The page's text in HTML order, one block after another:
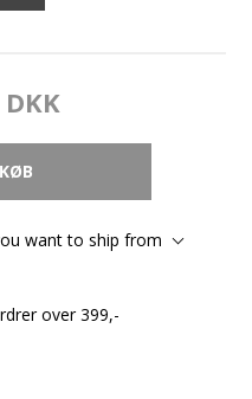
want to ship from
over 399,-